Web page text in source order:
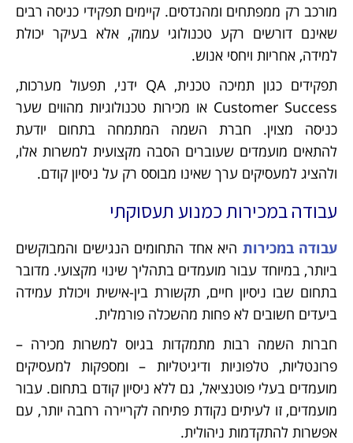
מורכב רק ממפתחים ומהנדסים. קיימים תפקידי כניסה רבים
שאינם דורשים רקע טכנולוגי עמוק, אלא בעיקר יכולת
למידה, אחריות ויחסי אנוש.
תפקידים כגון תמיכה טכנית, QA ידני, תפעול מערכות,
Customer Success או מכירות טכנולוגיות מהווים שער
כניסה מצוין. חברת השמה המתמחה בתחום יודעת
להתאים מועמדים שעוברים הסבה מקצועית למשרות אלו,
ולהציג למעסיקים ערך שאינו מבוסס רק על ניסיון קודם.
עבודה במכירות כמנוע תעסוקתי
עבודה במכירות היא אחד התחומים הנגישים והמבוקשים
ביותר, במיוחד עבור מועמדים בתהליך שינוי מקצועי. מדובר
בתחום שבו ניסיון חיים, תקשורת בין-אישית ויכולת עמידה
ביעדים חשובים לא פחות מהשכלה פורמלית.
חברות השמה רבות מתמקדות בגיוס למשרות מכירה –
פרונטליות, טלפוניות ודיגיטליות – ומספקות למעסיקים
מועמדים בעלי פוטנציאל, גם ללא ניסיון קודם בתחום. עבור
מועמדים, זו לעיתים נקודת פתיחה לקריירה רחבה יותר, עם
אפשרות להתקדמות ניהולית.